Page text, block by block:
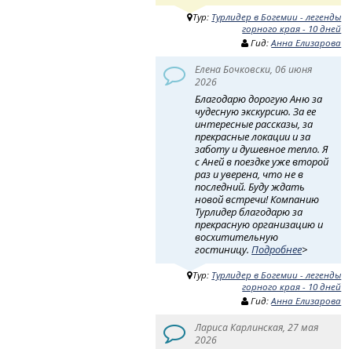
Тур: Турлидер в Богемии - легенды
горного края - 10 дней
Гид:Анна Елизарова
Елена Бочковски, 06 июня
2026
Благодарю дорогую Аню за
чудесную экскурсию. За ее
интересные рассказы, за
прекрасные локации и за
заботу и душевное тепло. Я
с Аней в поездке уже второй
раз и уверена, что не в
последний. Буду ждать
новой встречи! Компанию
Турлидер благодарю за
прекрасную организацию и
восхитительную
гостиницу.Подробнее>
Тур: Турлидер в Богемии - легенды
горного края - 10 дней
Гид:Анна Елизарова
Лариса Карлинская, 27 мая
2026